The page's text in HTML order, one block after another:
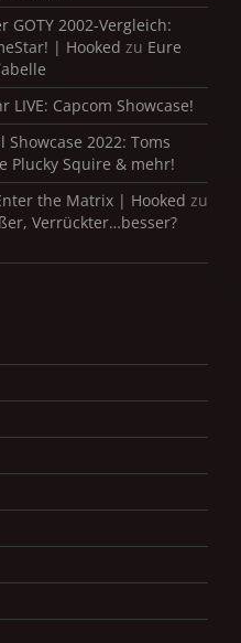
GOTY 2002-Vergleich:
| Hooked zu Eure
LIVE: Capcom Showcase!
Showcase 2022: Toms
Plucky Squire & mehr!
the Matrix | Hooked zu
Verrückter…besser?